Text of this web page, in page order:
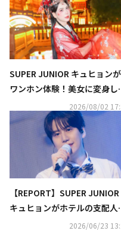
SUPER JUNIOR キュヒョンが
ワンホン体験！美女に変身し
姿が話題に（動画あり）
2026/08/02
【REPORT】SUPER JUNIOR
キュヒョンがホテルの支配人
に！？カバーステージからキ
2026/06/23